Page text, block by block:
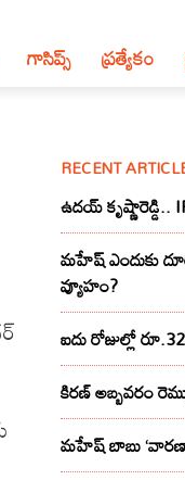
గాసిప్స్ ప్రత్యేకం
RECENT
ఉదయ్ కృష్ణారెడ్డి..
మహేష్ ఎందుకు
వ్యూహం?
ఐదు రోజుల్లో
కిరణ్ అబ్బవరం
మహేష్ బాబు